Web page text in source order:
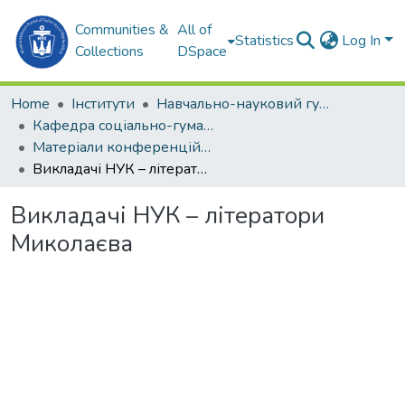
Communities &
Collections
All of
DSpace
Statistics Log In
Home Інститути
Навчально-науковий гуманітарний інститут (ННГІ)
Кафедра соціально-гуманітарних дисциплін та філософії (СГДтаФ)
Матеріали конференцій (СГДтаФ)
Викладачі НУК – літератори Миколаєва
Викладачі НУК – літератори
Миколаєва